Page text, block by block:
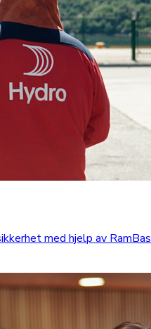
med hjelp av